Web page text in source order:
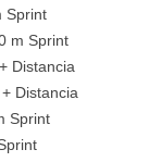
Sprint
m Sprint
Distancia
Distancia
Sprint